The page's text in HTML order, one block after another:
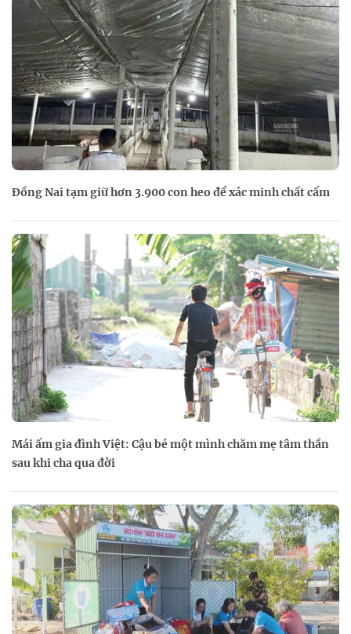
Đồng Nai tạm giữ hơn 3.900 con heo để xác minh chất cấm
Mái ấm gia đình Việt: Cậu bé một mình chăm mẹ tâm thần
sau khi cha qua đời